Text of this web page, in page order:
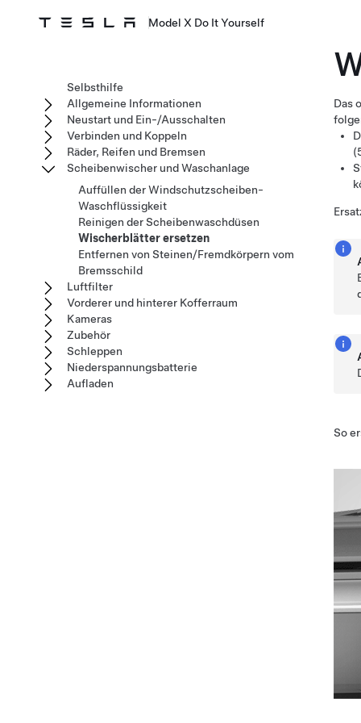
Model X Do It Yourself
Das
So
Selbsthilfe
Allgemeine Informationen
Neustart und Ein-/Ausschalten
Verbinden und Koppeln
Räder, Reifen und Bremsen
Scheibenwischer und Waschanlage
Auffüllen der Windschutzscheiben-
Waschflüssigkeit
Reinigen der Scheibenwaschdüsen
Wischerblätter ersetzen
Entfernen von Steinen/Fremdkörpern vom
Bremsschild
Luftfilter
Vorderer und hinterer Kofferraum
Kameras
Zubehör
Schleppen
Niederspannungsbatterie
Aufladen